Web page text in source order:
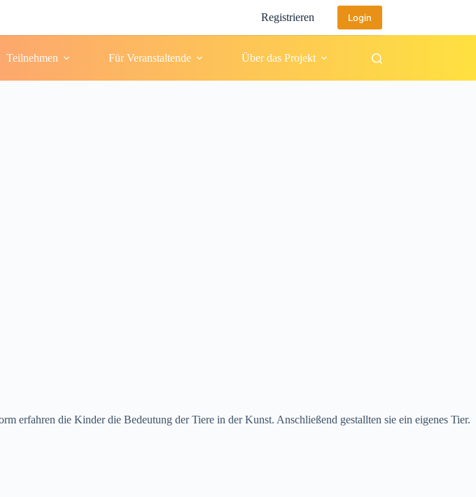
Registrieren Login
Teilnehmen Für Veranstaltende Über das Projekt
erfahren die Kinder die Bedeutung der Tiere in der Kunst. Anschließend gestallten sie ein eigenes Tier.